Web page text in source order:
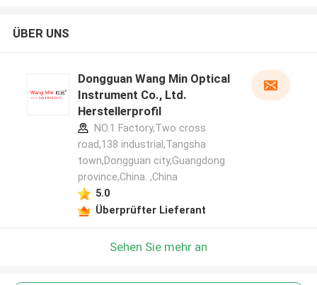
ÜBER UNS
Dongguan Wang Min Optical
Instrument Co., Ltd.
Herstellerprofil
NO.1 Factory,Two cross
road,138 industrial,Tangsha
town,Dongguan city,Guangdong
province,China. ,China
5.0
Überprüfter Lieferant
Sehen Sie mehr an